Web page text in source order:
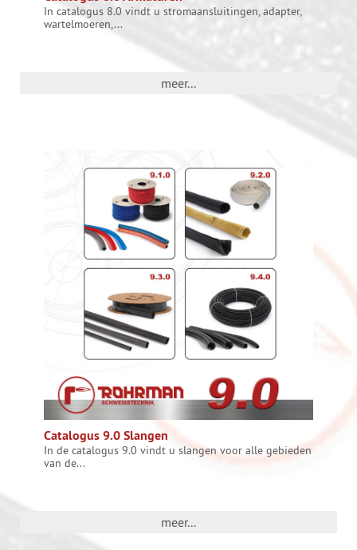
In catalogus 8.0 vindt u stromaansluitingen, adapter,
wartelmoeren,...
meer...
Catalogus 9.0 Slangen
In de catalogus 9.0 vindt u slangen voor alle gebieden
van de...
meer...